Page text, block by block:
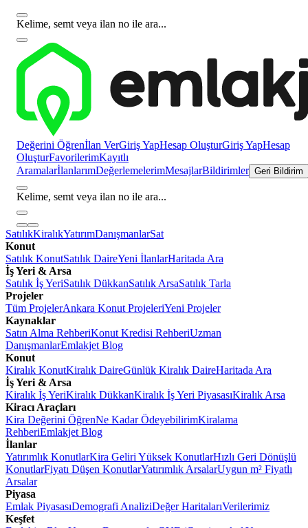
Kelime, semt veya ilan no ile ara...
Değerini Öğrenİlan VerGiriş YapHesap OluşturGiriş YapHesap
OluşturFavorilerimKayıtlı
AramalarİlanlarımDeğerlemelerimMesajlarBildirimler Geri Bildirim
Kelime, semt veya ilan no ile ara...
SatılıkKiralıkYatırımDanışmanlarSat
Konut
Satılık KonutSatılık DaireYeni İlanlarHaritada Ara
İş Yeri & Arsa
Satılık İş YeriSatılık DükkanSatılık ArsaSatılık Tarla
Projeler
Tüm ProjelerAnkara Konut ProjeleriYeni Projeler
Kaynaklar
Satın Alma RehberiKonut Kredisi RehberiUzman
DanışmanlarEmlakjet Blog
Konut
Kiralık KonutKiralık DaireGünlük Kiralık DaireHaritada Ara
İş Yeri & Arsa
Kiralık İş YeriKiralık DükkanKiralık İş Yeri PiyasasıKiralık Arsa
Kiracı Araçları
Kira Değerini ÖğrenNe Kadar ÖdeyebilirimKiralama
RehberiEmlakjet Blog
İlanlar
Yatırımlık KonutlarKira Geliri Yüksek KonutlarHızlı Geri Dönüşlü
KonutlarFiyatı Düşen KonutlarYatırımlık ArsalarUygun m² Fiyatlı
Arsalar
Piyasa
Emlak PiyasasıDemografi AnaliziDeğer HaritalarıVerilerimiz
Keşfet